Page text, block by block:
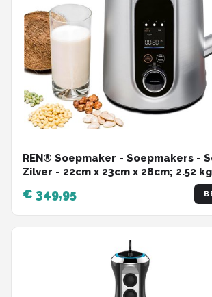
REN® Soepmaker - Soepmakers -
Zilver - 22cm x 23cm x 28cm; 2.52 kg
€ 349,95